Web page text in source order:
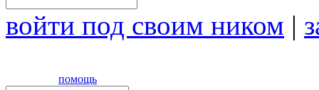
войти под своим ником |
помощь